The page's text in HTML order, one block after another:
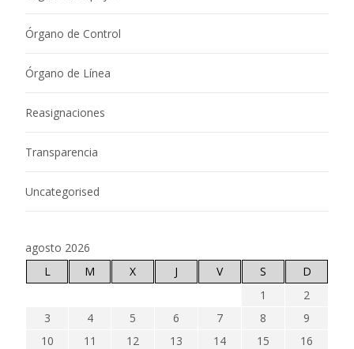
Órgano de Control
Órgano de Línea
Reasignaciones
Transparencia
Uncategorised
agosto 2026
L
M X J V S
D
1
2
3
4 5 6 7 8
9
10
11 12 13 14 15
16